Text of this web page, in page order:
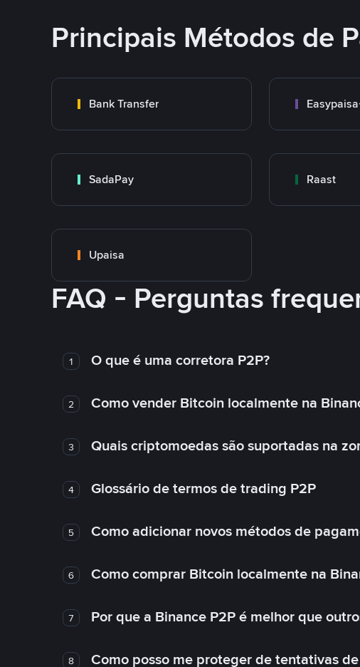
Principais Métodos de
Bank Transfer
SadaPay Raast
Upaisa
FAQ - Perguntas
1 O que é uma corretora P2P?
2 Como vender Bitcoin localmente na
3 Quais criptomoedas são suportadas na
4 Glossário de termos de trading P2P
5 Como adicionar novos métodos de
6 Como comprar Bitcoin localmente na
7 Por que a Binance P2P é melhor que
8 Como posso me proteger de tentativas